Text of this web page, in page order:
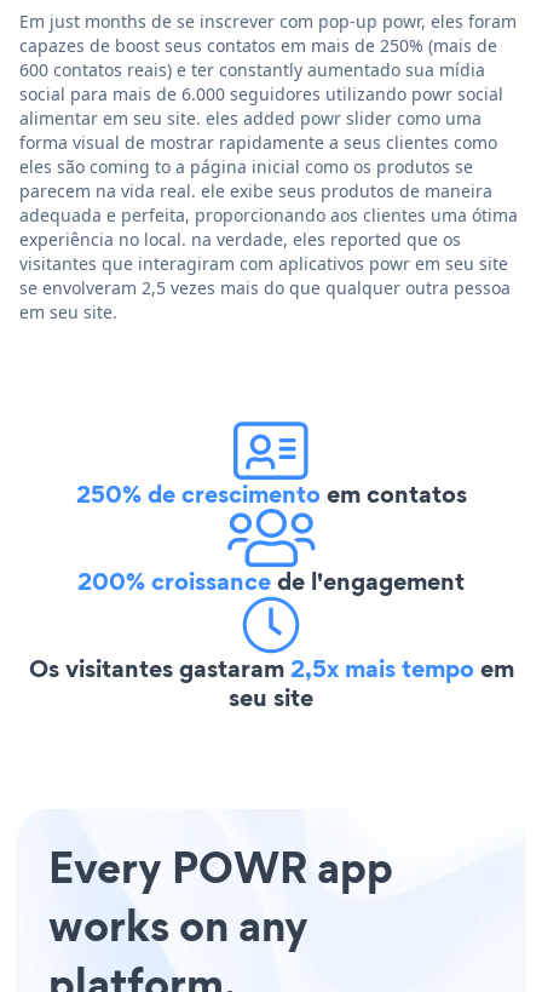
Em just months de se inscrever com pop-up powr, eles foram
capazes de boost seus contatos em mais de 250% (mais de
600 contatos reais) e ter constantly aumentado sua mídia
social para mais de 6.000 seguidores utilizando powr social
alimentar em seu site. eles added powr slider como uma
forma visual de mostrar rapidamente a seus clientes como
eles são coming to a página inicial como os produtos se
parecem na vida real. ele exibe seus produtos de maneira
adequada e perfeita, proporcionando aos clientes uma ótima
experiência no local. na verdade, eles reported que os
visitantes que interagiram com aplicativos powr em seu site
se envolveram 2,5 vezes mais do que qualquer outra pessoa
em seu site.
250% de crescimentoem contatos
200% croissancede l'engagement
Os visitantes gastaram2,5x mais tempoem
seu site
Every POWR app
works on any